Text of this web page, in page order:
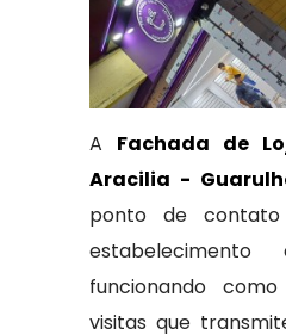
A Fachada de
Aracilia -
ponto de
funcionando
visitas que